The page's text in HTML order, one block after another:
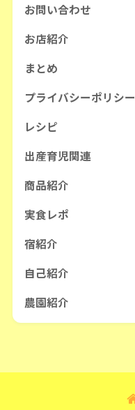
お問い合わせ
お店紹介
まとめ
プライバシーポリシー
レシピ
出産育児関連
商品紹介
実食レポ
宿紹介
自己紹介
農園紹介